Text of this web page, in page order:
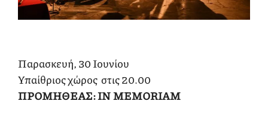
Παρασκευή, 30 Ιουνίου
Υπαίθριος χώρος στις 20.00
ΠΡΟΜΗΘΕΑΣ: IN MEMORIAM